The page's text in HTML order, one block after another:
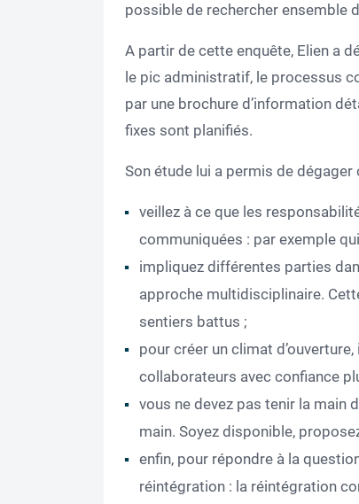
possible de rechercher ensemble
A partir de cette enquête, Elien a
le pic administratif, le processus
par une brochure d’information
fixes sont planifiés.
Son étude lui a permis de
veillez à ce que les
communiquées : par exemple
impliquez différentes parties
approche multidisciplinaire.
sentiers battus ;
pour créer un climat
collaborateurs avec confiance
vous ne devez pas tenir la main
main. Soyez disponible,
enfin, pour répondre à la
réintégration : la réintégration